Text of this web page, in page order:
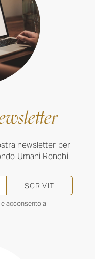
newsletter per
Umani Ronchi.
ISCRIVITI
e acconsento al